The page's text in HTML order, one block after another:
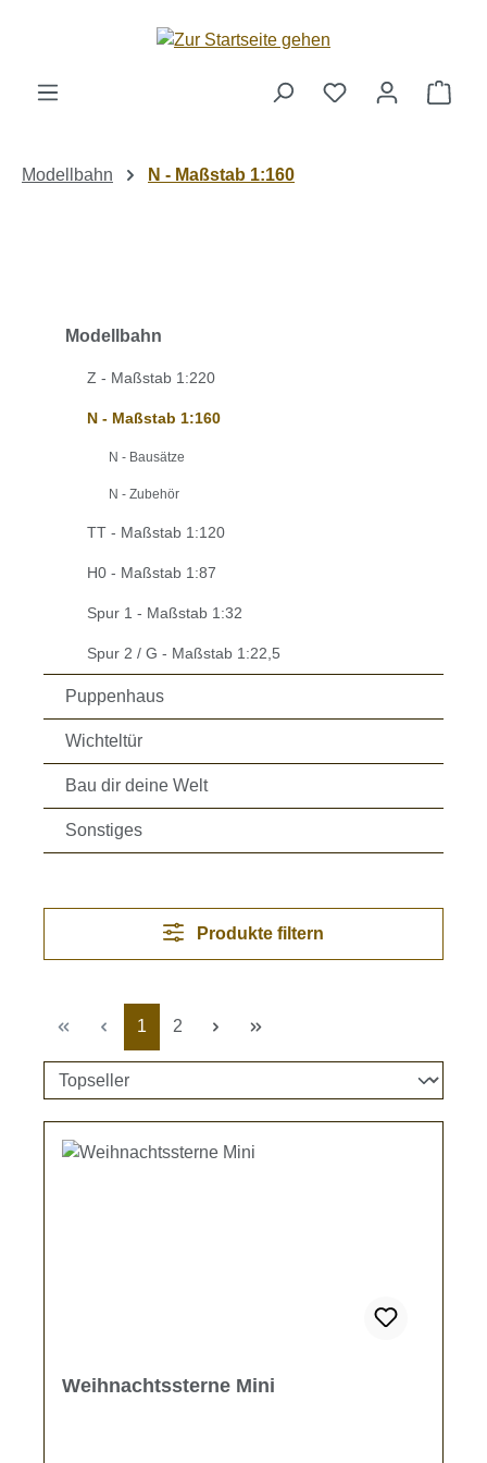
Zum Hauptinhalt springen
Modellbahn N - Maßstab 1:160
Modellbahn
Z - Maßstab 1:220
N - Maßstab 1:160
N - Bausätze
N - Zubehör
TT - Maßstab 1:120
H0 - Maßstab 1:87
Spur 1 - Maßstab 1:32
Spur 2 / G - Maßstab 1:22,5
Puppenhaus
Wichteltür
Bau dir deine Welt
Sonstiges
Produkte filtern
Seite
1 Seite
2
Weihnachtssterne Mini